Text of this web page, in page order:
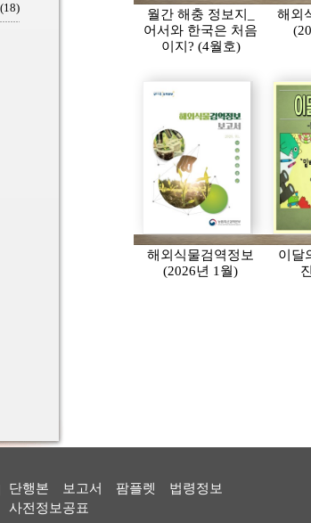
(18)
월간 해충 정보지_
어서와 한국은 처음
이지? (4월호)
해외
해외식물검역정보
(2026년 1월)
이달
단행본 보고서 팜플렛
법령정보
사전정보공표